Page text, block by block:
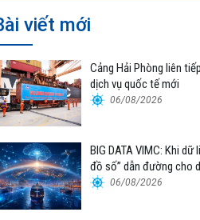
viết mới
Cảng Hải Phòng liên
dịch vụ quốc tế mới
06/08/2026
BIG DATA VIMC: Khi dữ
đồ số” dẫn đường cho
hải 06/08/2026